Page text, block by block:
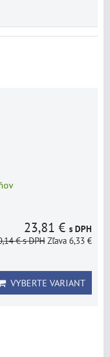
23,81 € s DPH
€s DPH Zľava 6,33 €
VYBERTE VARIANT